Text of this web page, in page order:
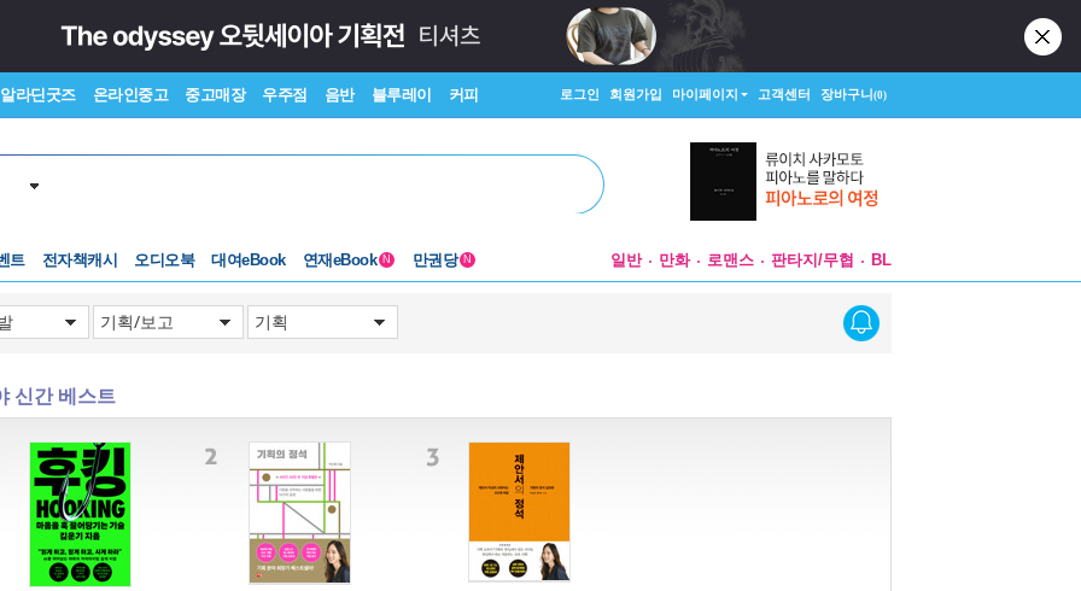
알라딘굿즈 온라인중고 중고매장 우주점 음반 블루레이 커피 로그인 회원가입 마이페이지 고객센터 장바구니(0)
트 전자책캐시 오디오북 대여eBook 연재eBook N 만권당 N 일반 만화 로맨스 판타지/무협 BL
신간 베스트